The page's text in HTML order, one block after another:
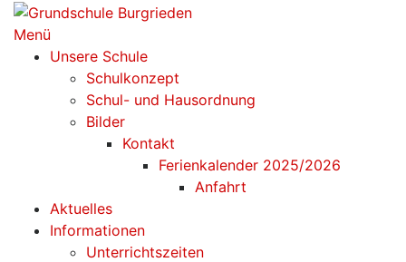
Zum
Inhalt
springen
Menü
Unsere Schule
Schulkonzept
Schul- und Hausordnung
Bilder
Kontakt
Ferienkalender 2025/2026
Anfahrt
Aktuelles
Informationen
Unterrichtszeiten